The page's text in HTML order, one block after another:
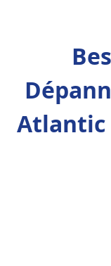
Atlantic